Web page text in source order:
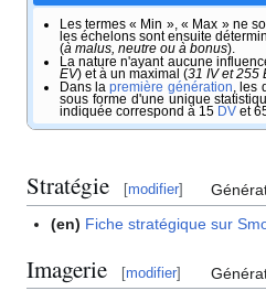
Les termes « Min », « Max » ne
les échelons sont ensuite
(à malus, neutre ou à bonus).
La nature n'ayant aucune
EV) et à un maximal (31 IV et 255
Dans lapremière génération ,
sous forme d'une unique
indiquée correspond à 15 DVet
Stratégie [modifier]
(en) Fiche stratégique sur
Imagerie [modifier]